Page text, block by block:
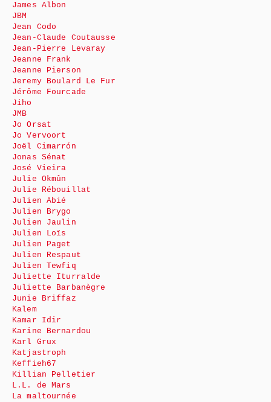
James Albon
JBM
Jean Codo
Jean-Claude Coutausse
Jean-Pierre Levaray
Jeanne Frank
Jeanne Pierson
Jeremy Boulard Le Fur
Jérôme Fourcade
Jiho
JMB
Jo Orsat
Jo Vervoort
Joël Cimarrón
Jonas Sénat
José Vieira
Julie Okmûn
Julie Rébouillat
Julien Abié
Julien Brygo
Julien Jaulin
Julien Loïs
Julien Paget
Julien Respaut
Julien Tewfiq
Juliette Iturralde
Juliette Barbanègre
Junie Briffaz
Kalem
Kamar Idir
Karine Bernardou
Karl Grux
Katjastroph
Keffieh67
Killian Pelletier
L.L. de Mars
La maltournée